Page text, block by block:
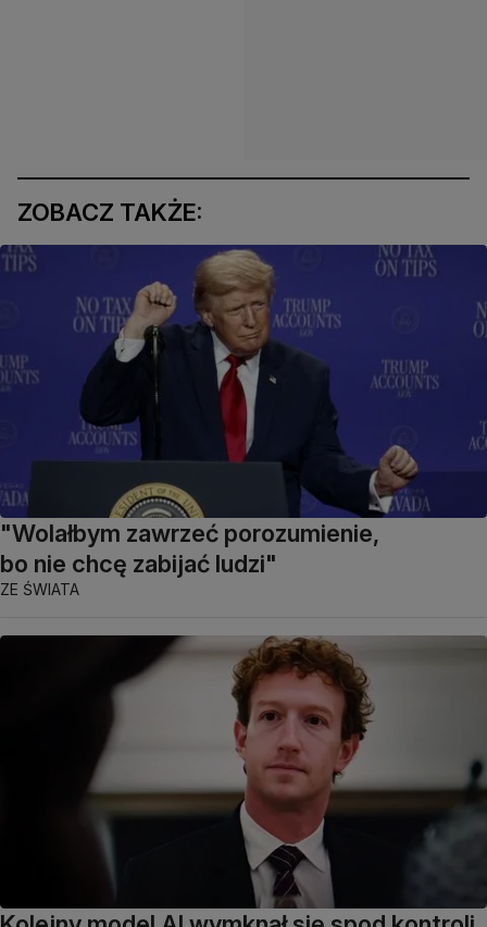
ZOBACZ TAKŻE:
"Wolałbym zawrzeć porozumienie,
bo nie chcę zabijać ludzi"
ZE ŚWIATA